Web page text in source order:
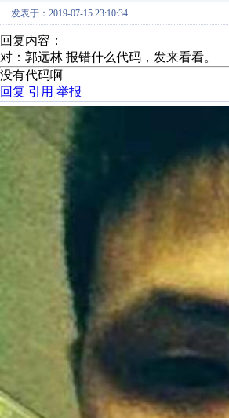
发表于：2019-07-15 23:10:34
回复内容：
对：郭远林 报错什么代码，发来看看。
没有代码啊
回复 引用 举报